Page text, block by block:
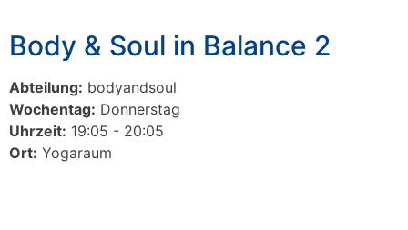
Body & Soul in Balance 2
Abteilung: bodyandsoul
Wochentag: Donnerstag
Uhrzeit: 19:05 - 20:05
Ort: Yogaraum